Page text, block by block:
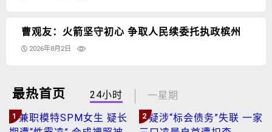
曹观友：火箭坚守初心 争取人民续委托执政槟州
2026年8月2日
最热首页 24小时 一星期
1 2